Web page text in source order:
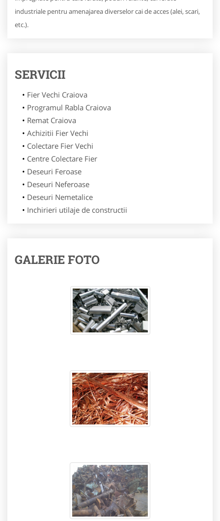
industriale pentru amenajarea diverselor cai de acces (alei, scari,
etc.).
SERVICII
Fier Vechi Craiova
Programul Rabla Craiova
Remat Craiova
Achizitii Fier Vechi
Colectare Fier Vechi
Centre Colectare Fier
Deseuri Feroase
Deseuri Neferoase
Deseuri Nemetalice
Inchirieri utilaje de constructii
GALERIE FOTO